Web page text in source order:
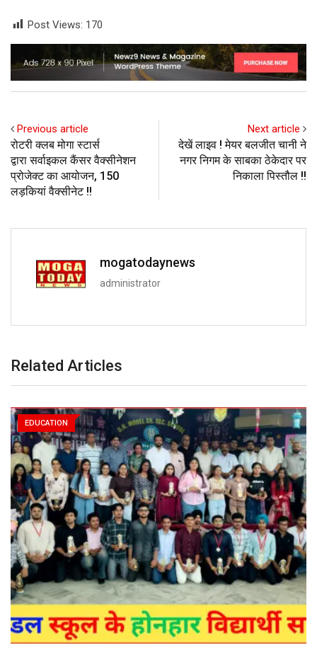
Post Views: 170
Previous article
रोटरी क्लब मोगा स्टार्स
द्वारा सर्वाइकल कैंसर वैक्सीनेशन
प्रोजेक्ट का आयोजन, 150
लड़कियां वैक्सीनेट !!
Next article
देखें लाइव ! मेयर बलजीत चानी ने
नगर निगम के साबका ठेकेदार पर
निकाला पिस्तौल !!
mogatodaynews
administrator
Related Articles
EDUCATION